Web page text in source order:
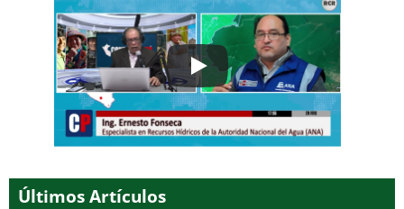
Últimos Artículos